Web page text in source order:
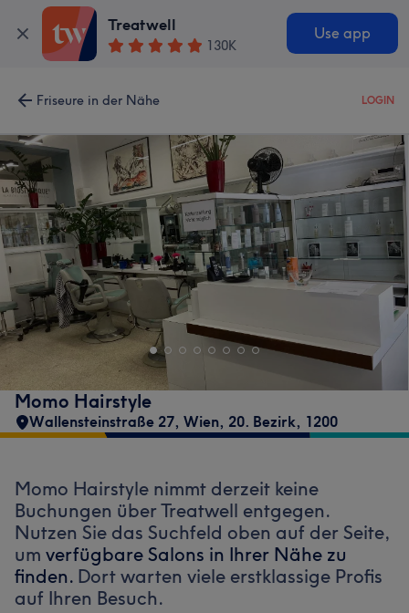
Treatwell
130K
Use app
Friseure in der Nähe LOGIN
Momo Hairstyle
Wallensteinstraße 27, Wien, 20. Bezirk, 1200
Momo Hairstyle nimmt derzeit keine
Buchungen über Treatwell entgegen.
Nutzen Sie das Suchfeld oben auf der Seite,
um verfügbare Salons in Ihrer Nähe zu
finden. Dort warten viele erstklassige Profis
auf Ihren Besuch.